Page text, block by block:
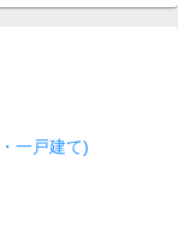
一戸建て)